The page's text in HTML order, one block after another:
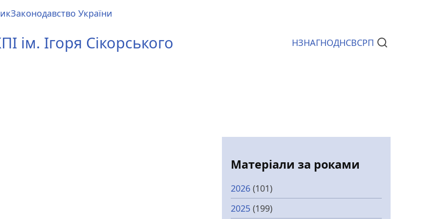
Законодавство України
ім. Ігоря Сікорського Документи
НЗНАГНОДНСВСРП
Матеріали за роками
2026 (101)
2025 (199)